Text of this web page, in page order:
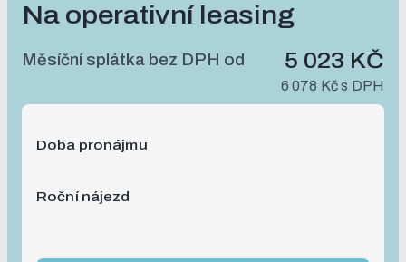
Na operativní leasing
Měsíční splátka bez DPH od 5 023 KČ
6 078 Kčs DPH
Doba pronájmu
Roční nájezd